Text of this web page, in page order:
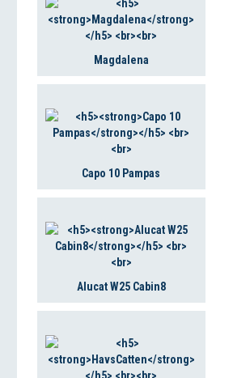
Magdalena
Capo 10 Pampas
Alucat W25 Cabin8